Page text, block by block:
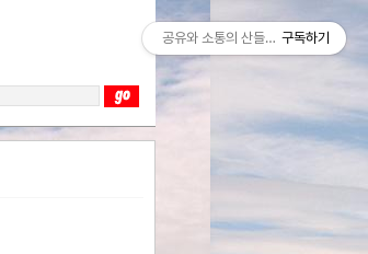
공유와 소통의 산들바람구독하기